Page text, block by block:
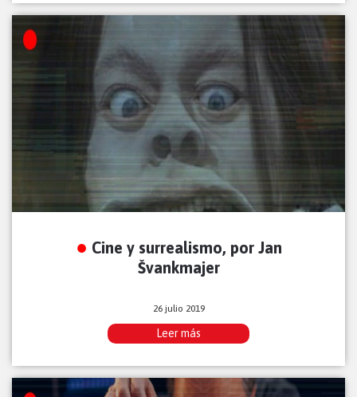
Cine y surrealismo, por Jan
Švankmajer
26 julio 2019
Leer más